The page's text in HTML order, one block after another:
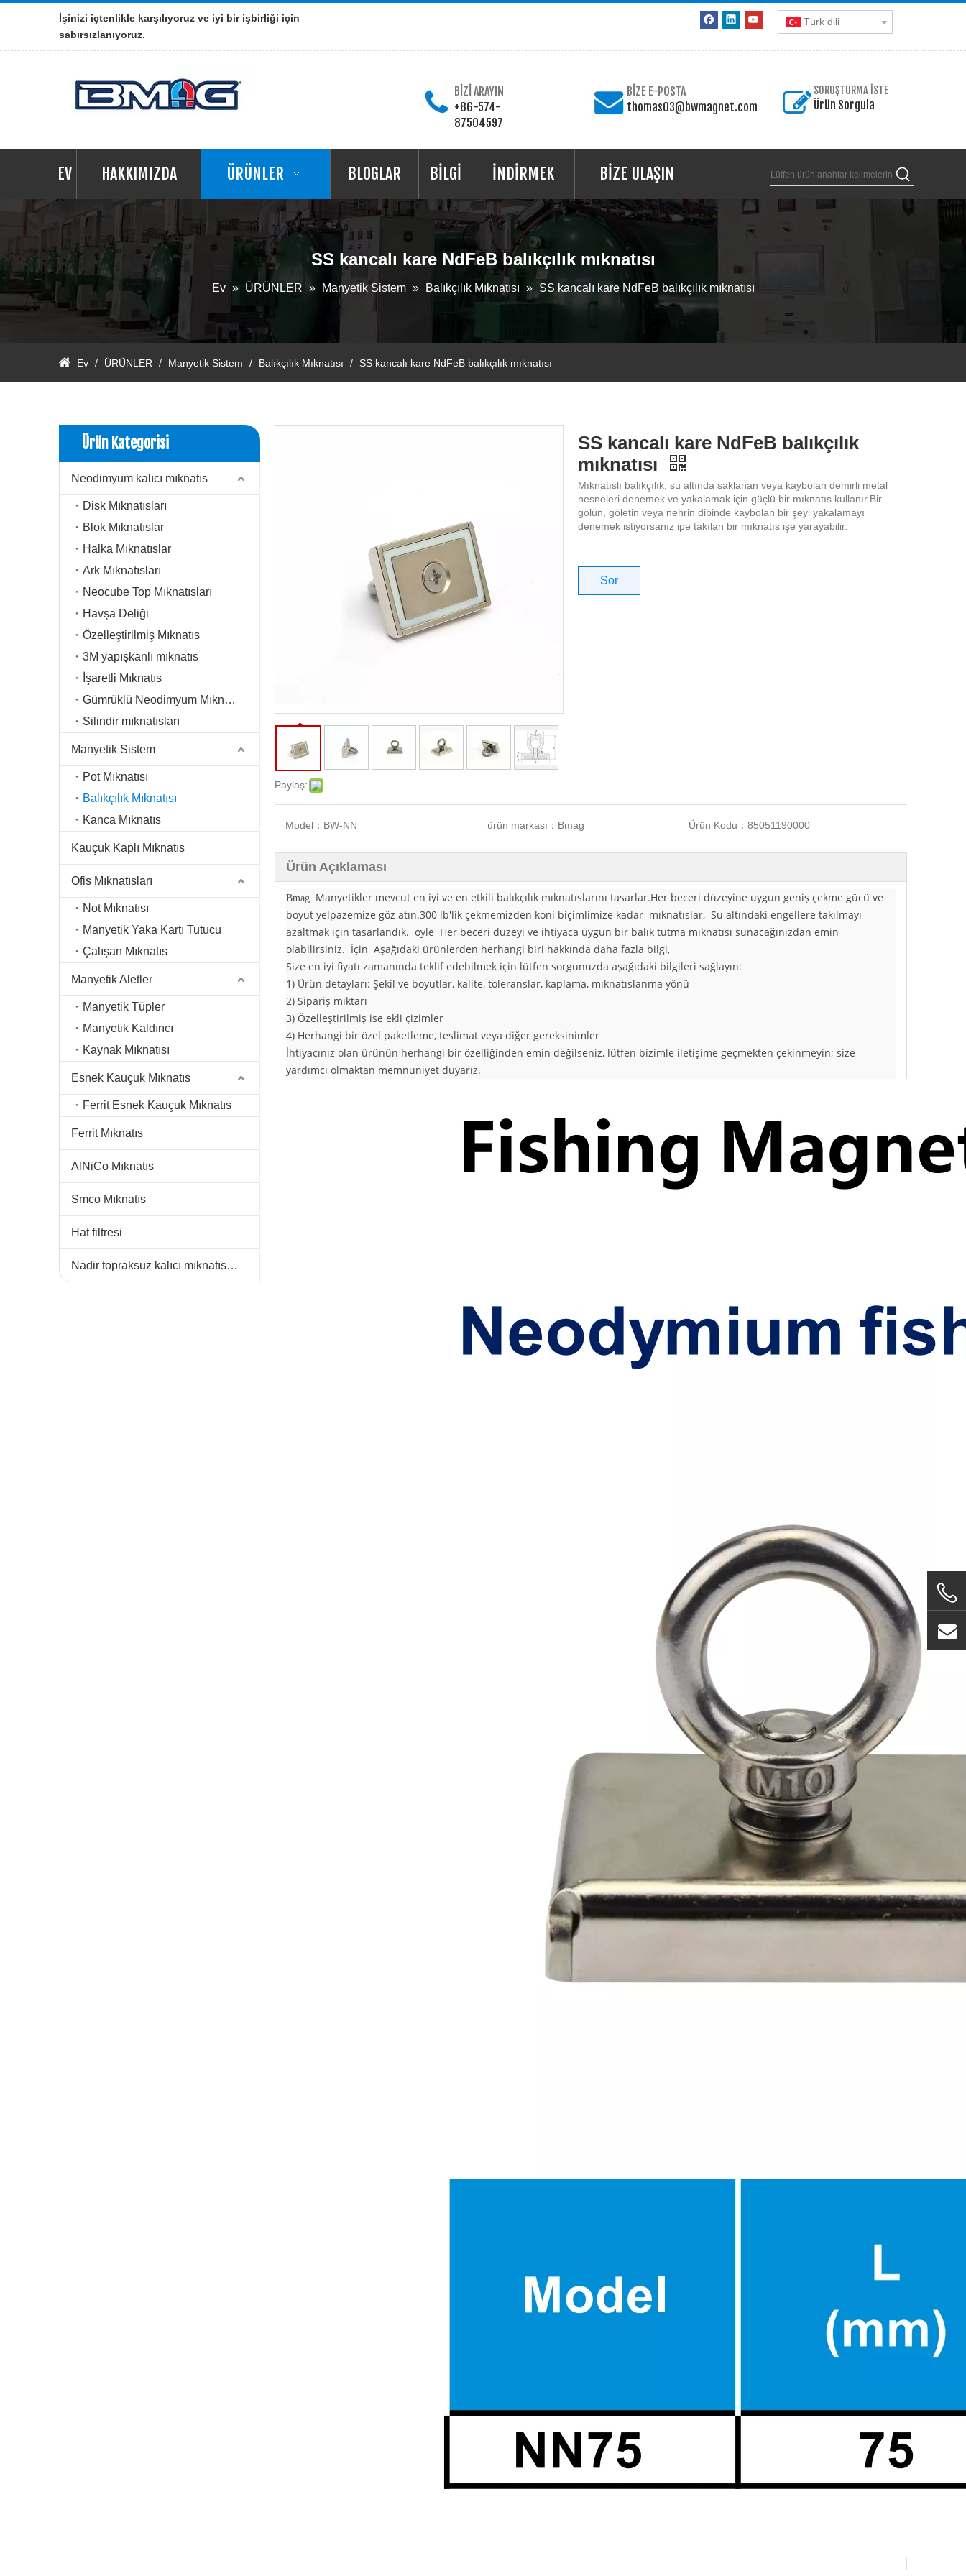
İşinizi içtenlikle karşılıyoruz ve iyi bir işbirliği için
sabırsızlanıyoruz.
Türk dili
BİZİ ARAYIN
+86-574-
87504597
BİZE E-POSTA
thomas03@bwmagnet.com
SORUŞTURMA İSTE
Ürün Sorgula
EV HAKKIMIZDA ÜRÜNLER BLOGLAR BİLGİ İNDİRMEK BİZE ULAŞIN
SS kancalı kare NdFeB balıkçılık mıknatısı
Ev » ÜRÜNLER » Manyetik Sistem » Balıkçılık Mıknatısı » SS kancalı kare NdFeB balıkçılık mıknatısı
Ev / ÜRÜNLER / Manyetik Sistem / Balıkçılık Mıknatısı / SS kancalı kare NdFeB balıkçılık mıknatısı
Ürün Kategorisi
Neodimyum kalıcı mıknatıs
Disk Mıknatısları
Blok Mıknatıslar
Halka Mıknatıslar
Ark Mıknatısları
Neocube Top Mıknatısları
Havşa Deliği
Özelleştirilmiş Mıknatıs
3M yapışkanlı mıknatıs
İşaretli Mıknatıs
Gümrüklü Neodimyum Mıknatıs
Silindir mıknatısları
Manyetik Sistem
Pot Mıknatısı
Balıkçılık Mıknatısı
Kanca Mıknatıs
Kauçuk Kaplı Mıknatıs
Ofis Mıknatısları
Not Mıknatısı
Manyetik Yaka Kartı Tutucu
Çalışan Mıknatıs
Manyetik Aletler
Manyetik Tüpler
Manyetik Kaldırıcı
Kaynak Mıknatısı
Esnek Kauçuk Mıknatıs
Ferrit Esnek Kauçuk Mıknatıs
Ferrit Mıknatıs
AlNiCo Mıknatıs
Smco Mıknatıs
Hat filtresi
Nadir topraksuz kalıcı mıknatıslar
Paylaş:
SS kancalı kare NdFeB balıkçılık
mıknatısı
Mıknatıslı balıkçılık, su altında saklanan veya kaybolan demirli metal
nesneleri denemek ve yakalamak için güçlü bir mıknatıs kullanır.Bir
gölün, göletin veya nehrin dibinde kaybolan bir şeyi yakalamayı
denemek istiyorsanız ipe takılan bir mıknatıs işe yarayabilir.
Sor
Model： BW-NN ürün markası： Bmag Ürün Kodu： 85051190000
Ürün Açıklaması
Bmag Manyetikler mevcut en iyi ve en etkili balıkçılık mıknatıslarını tasarlar.Her beceri düzeyine uygun geniş çekme gücü ve
boyut yelpazemize göz atın.300 lb'lik çekmemizden koni biçimlimize kadar mıknatıslar, Su altındaki engellere takılmayı
azaltmak için tasarlandık. öyle Her beceri düzeyi ve ihtiyaca uygun bir balık tutma mıknatısı sunacağınızdan emin
olabilirsiniz. İçin Aşağıdaki ürünlerden herhangi biri hakkında daha fazla bilgi,
Size en iyi fiyatı zamanında teklif edebilmek için lütfen sorgunuzda aşağıdaki bilgileri sağlayın:
1) Ürün detayları: Şekil ve boyutlar, kalite, toleranslar, kaplama, mıknatıslanma yönü
2) Sipariş miktarı
3) Özelleştirilmiş ise ekli çizimler
4) Herhangi bir özel paketleme, teslimat veya diğer gereksinimler
İhtiyacınız olan ürünün herhangi bir özelliğinden emin değilseniz, lütfen bizimle iletişime geçmekten çekinmeyin; size
yardımcı olmaktan memnuniyet duyarız.